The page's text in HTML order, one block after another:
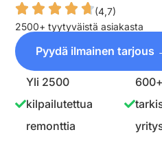
(4,7)
2500+ tyytyväistä asiakasta
Pyydä ilmainen tarjous
Yli 2500
kilpailutettua
remonttia
600+